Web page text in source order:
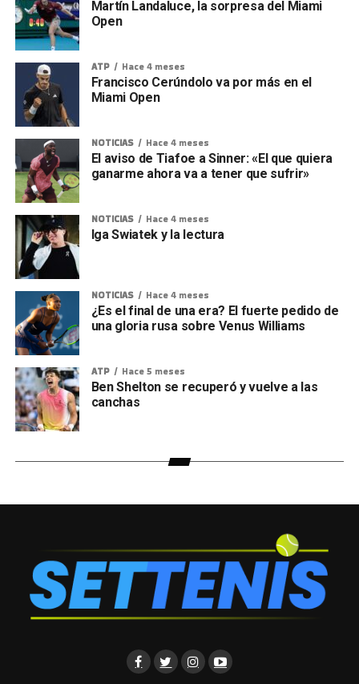
Martín Landaluce, la sorpresa del Miami
Open
ATP Hace 4 meses
Francisco Cerúndolo va por más en el
Miami Open
NOTICIAS Hace 4 meses
El aviso de Tiafoe a Sinner: «El que quiera
ganarme ahora va a tener que sufrir»
NOTICIAS Hace 4 meses
Iga Swiatek y la lectura
NOTICIAS Hace 4 meses
¿Es el final de una era? El fuerte pedido de
una gloria rusa sobre Venus Williams
ATP Hace 5 meses
Ben Shelton se recuperó y vuelve a las
canchas